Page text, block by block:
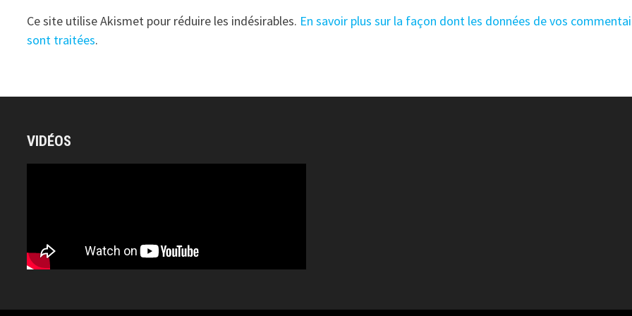
Ce site utilise Akismet pour réduire les indésirables. En savoir plus sur la façon dont les données de vos
sont traitées.
VIDÉOS